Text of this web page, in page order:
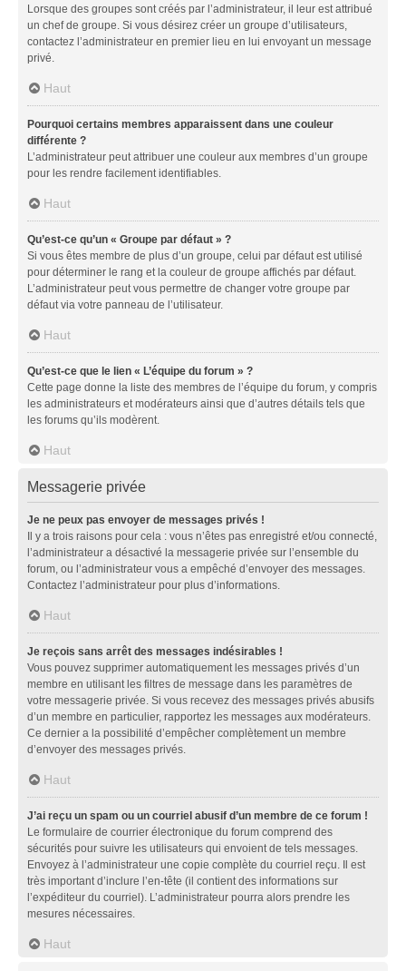
Lorsque des groupes sont créés par l’administrateur, il leur est attribué
un chef de groupe. Si vous désirez créer un groupe d’utilisateurs,
contactez l’administrateur en premier lieu en lui envoyant un message
privé.
Haut
Pourquoi certains membres apparaissent dans une couleur
différente ?
L’administrateur peut attribuer une couleur aux membres d’un groupe
pour les rendre facilement identifiables.
Haut
Qu’est-ce qu’un « Groupe par défaut » ?
Si vous êtes membre de plus d’un groupe, celui par défaut est utilisé
pour déterminer le rang et la couleur de groupe affichés par défaut.
L’administrateur peut vous permettre de changer votre groupe par
défaut via votre panneau de l’utilisateur.
Haut
Qu’est-ce que le lien « L’équipe du forum » ?
Cette page donne la liste des membres de l’équipe du forum, y compris
les administrateurs et modérateurs ainsi que d’autres détails tels que
les forums qu’ils modèrent.
Haut
Messagerie privée
Je ne peux pas envoyer de messages privés !
Il y a trois raisons pour cela : vous n’êtes pas enregistré et/ou connecté,
l’administrateur a désactivé la messagerie privée sur l’ensemble du
forum, ou l’administrateur vous a empêché d’envoyer des messages.
Contactez l’administrateur pour plus d’informations.
Haut
Je reçois sans arrêt des messages indésirables !
Vous pouvez supprimer automatiquement les messages privés d’un
membre en utilisant les filtres de message dans les paramètres de
votre messagerie privée. Si vous recevez des messages privés abusifs
d’un membre en particulier, rapportez les messages aux modérateurs.
Ce dernier a la possibilité d’empêcher complètement un membre
d’envoyer des messages privés.
Haut
J’ai reçu un spam ou un courriel abusif d’un membre de ce forum !
Le formulaire de courrier électronique du forum comprend des
sécurités pour suivre les utilisateurs qui envoient de tels messages.
Envoyez à l’administrateur une copie complète du courriel reçu. Il est
très important d’inclure l’en-tête (il contient des informations sur
l’expéditeur du courriel). L’administrateur pourra alors prendre les
mesures nécessaires.
Haut